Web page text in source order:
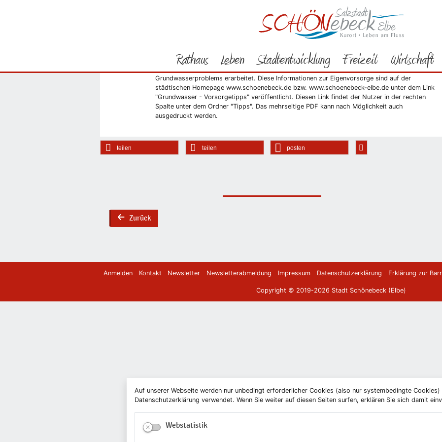
Auf unserer Webseite werden nur unbedingt erforderlicher Cookies (also nur systembedingte Cookies)
Datenschutzerklärung verwendet. Wenn Sie weiter auf diesen Seiten surfen, erklären Sie sich damit
Webstatistik
Rathaus Leben Stadtentwicklung Freizeit Wirtschaft
Vorheriges Bild
Bürgerservice Aktuelles 2012
Grundwasser: Stadt veröffentlicht Vorsorgetipps
Wie die Stadtverwaltung mitteilt, wurde durch den Mitarbeiter "Grundwassermanagement",
Henrik Scheffler, eine Kurzinformation mit Vorsorgetipps angesichts des
Grundwasserproblems erarbeitet. Diese Informationen zur Eigenvorsorge sind auf der
städtischen Homepage www.schoenebeck.de bzw. www.schoenebeck-elbe.de unter dem Link
"Grundwasser - Vorsorgetipps" veröffentlicht. Diesen Link findet der Nutzer in der rechten
Spalte unter dem Ordner "Tipps". Das mehrseitige PDF kann nach Möglichkeit auch
ausgedruckt werden.
teilen teilen posten
backZurück
Anmelden Kontakt Newsletter Newsletterabmeldung Impressum Datenschutzerklärung Erklärung zur
Copyright © 2019-2026 Stadt Schönebeck (Elbe)